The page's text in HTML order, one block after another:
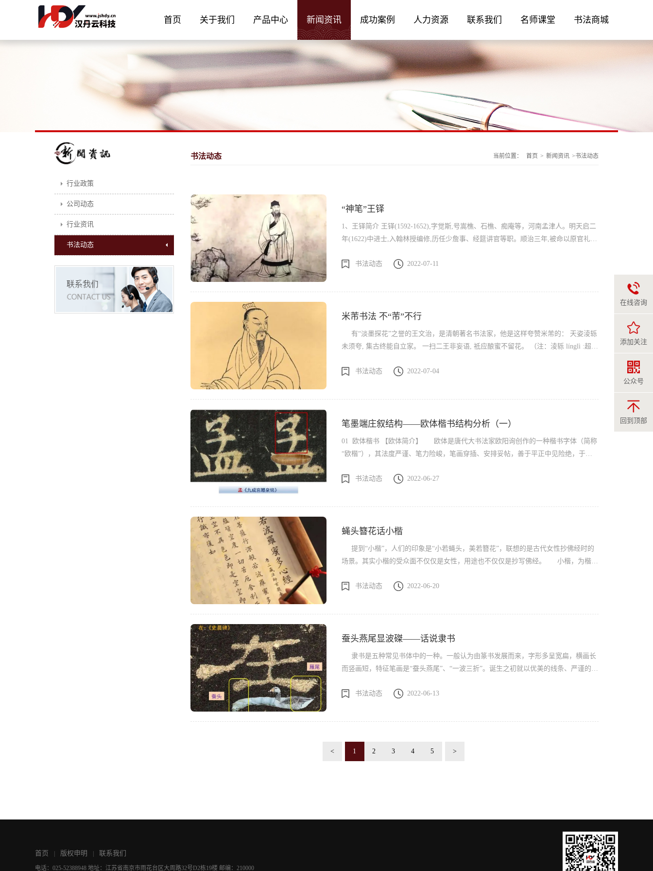
首页 关于我们 产品中心 新闻资讯 成功案例 人力资源 联系我们 名师课堂 书法商城
行业政策
公司动态
行业资讯
书法动态
当前位置： 首页 > 新闻资讯 >书法动态
书法动态
“神笔”王铎
1、王铎简介 王铎(1592-1652),字觉斯,号嵩樵、石樵、痴庵等，河南孟津人。明天启二
年(1622)中进士,入翰林授编修,历任少詹事、经筵讲官等职。顺治三年,被命以原官礼部
裁,后任礼部尚书，顺治九年病逝，谥文安。 王铎是明末清初一位有代表性的书法家、
书法动态 2022-07-11
米芾书法 不“芾”不行
有“淡墨探花”之誉的王文治，是清朝著名书法家，他是这样夸赞米芾的： 天姿淩轹
未须夸, 集古终能自立家。 一扫二王非妄语, 祗应酿蜜不留花。 （注：淩轹 línglì :超
书法家、画家、书画理论家，与蔡襄、苏轼、黄庭坚合称“宋四家”。曾任校书郎、书
书法动态 2022-07-04
笔墨端庄叙结构——欧体楷书结构分析（一）
01 欧体楷书 【欧体简介】 欧体是唐代大书法家欧阳询创作的一种楷书字体（简称
“欧楷”），其法度严谨、笔力险峻，笔画穿插、安排妥帖，善于平正中见险绝，于规
历来是学习楷书的首选书体之一。欧体代表作有《九成宫醴泉铭》、《化度寺碑》、
书法动态 2022-06-27
蝇头簪花话小楷
提到“小楷”，人们的印象是“小若蝇头，美若簪花”，联想的是古代女性抄佛经时的
场景。其实小楷的受众面不仅仅是女性，用途也不仅仅是抄写佛经。 小楷，为楷体
书信交往中多有使用，是一种官私皆用的主流书法字体。因此古代书法大家多善写小
书法动态 2022-06-20
蚕头燕尾显波磔——话说隶书
隶书是五种常见书体中的一种。一般认为由篆书发展而来，字形多呈宽扁，横画长
而竖画短，特征笔画是“蚕头燕尾”、“一波三折”。诞生之初就以优美的线条、严谨的结
书”* 石刻的隶书历经千年的岁月，或因风化剥蚀，或因埋藏环境而产生各种物理破书法动态 2022-06-13
< 1 2 3 4 5 >
首页 版权申明 联系我们
电话：025-52388948 地址：江苏省南京市雨花台区大周路32号D2栋19楼 邮编：210000
在线咨询
添加关注
公众号
回到顶部